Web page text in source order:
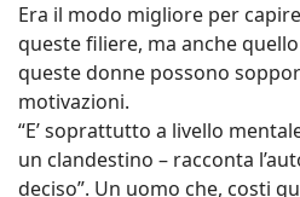
Era il modo migliore per
queste filiere, ma anche
queste donne possono
motivazioni.
“E’ soprattutto a livello
un clandestino – racconta
deciso”. Un uomo che, costi